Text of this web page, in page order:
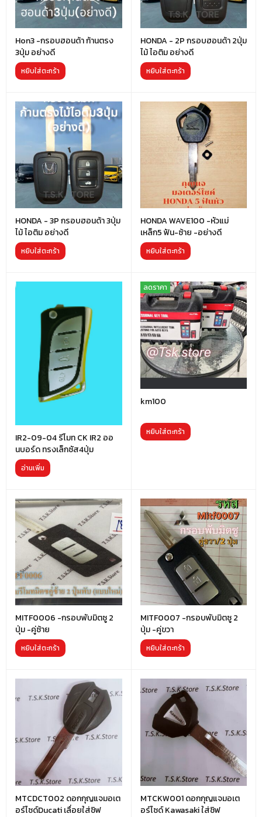
Hon3 -กรอบฮอนด้า ก้านตรง
3ปุ่ม อย่างดี
หยิบใส่ตะกร้า
HONDA - 2P กรอบฮอนด้า 2ปุ่ม
ไม้ ไอติม อย่างดี
หยิบใส่ตะกร้า
HONDA - 3P กรอบฮอนด้า 3ปุ่ม
ไม้ ไอติม อย่างดี
หยิบใส่ตะกร้า
HONDA WAVE100 -หัวแม่
เหล็ก5 ฟัน-ซ้าย -อย่างดี
หยิบใส่ตะกร้า
IR2-09-04 รีโมท CK IR2 ออ
นบอร์ด ทรงเล็กซัส4ปุ่ม
อ่านเพิ่ม
ลดราคา
km100
หยิบใส่ตะกร้า
MITF0006 -กรอบพับมิตซู 2
ปุ่ม -คู่ซ้าย
หยิบใส่ตะกร้า
MITF0007 -กรอบพับมิตซู 2
ปุ่ม -คู่ขวา
หยิบใส่ตะกร้า
MTCDCT002 ดอกกุญแจมอเต
อร์ไซด์Ducati เลื่อยใส่ชิฟ
MTCKW001 ดอกกุญแจมอเต
อร์ไซด์ Kawasaki ใส่ชิฟ